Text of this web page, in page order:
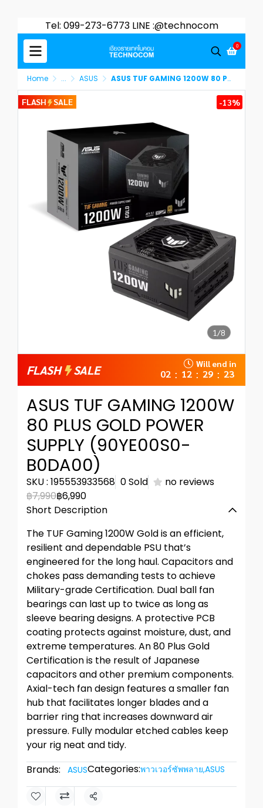
Tel: 099-273-6773 LINE :@technocom
0
Home ... ASUS ASUS TUF GAMING 1200W 80 PLUS GOLD POWER SUPPLY (90YE00S0-B0DA00)
1/8
FLASH SALE -13%
FLASH SALE Will end in
02 : 12 : 29 : 23
ASUS TUF GAMING 1200W
80 PLUS GOLD POWER
SUPPLY (90YE00S0-
B0DA00)
SKU : 195553933568 0 Sold
no reviews
฿7,990฿6,990
Short Description
The TUF Gaming 1200W Gold is an efficient,
resilient and dependable PSU that’s
engineered for the long haul. Capacitors and
chokes pass demanding tests to achieve
Military-grade Certification. Dual ball fan
bearings can last up to twice as long as
sleeve bearing designs. A protective PCB
coating protects against moisture, dust, and
extreme temperatures. An 80 Plus Gold
Certification is the result of Japanese
capacitors and other premium components.
Axial-tech fan design features a smaller fan
hub that facilitates longer blades and a
barrier ring that increases downward air
pressure. Fully modular etched cables keep
your rig neat and tidy.
Brands:
ASUSCategories:พาวเวอร์ซัพพลาย,ASUS
Share